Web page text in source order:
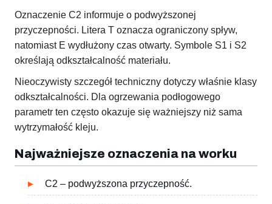
Oznaczenie C2 informuje o podwyższonej
przyczepności. Litera T oznacza ograniczony spływ,
natomiast E wydłużony czas otwarty. Symbole S1 i S2
określają odkształcalność materiału.
Nieoczywisty szczegół techniczny dotyczy właśnie klasy
odkształcalności. Dla ogrzewania podłogowego
parametr ten często okazuje się ważniejszy niż sama
wytrzymałość kleju.
Najważniejsze oznaczenia na worku
C2 – podwyższona przyczepność.